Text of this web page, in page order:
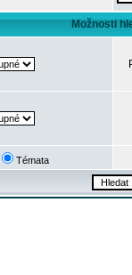
Možnosti
Témata